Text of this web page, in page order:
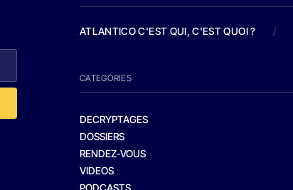
ATLANTICO C'EST QUI, C'EST QUOI ? /
CATEGORIES
DECRYPTAGES
DOSSIERS
RENDEZ-VOUS
VIDEOS
PODCASTS